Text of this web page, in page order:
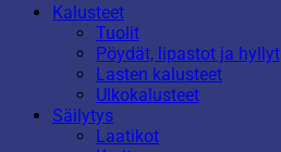
Kalusteet
Tuolit
Pöydät, lipastot ja hyllyt
Lasten kalusteet
Ulkokalusteet
Säilytys
Laatikot